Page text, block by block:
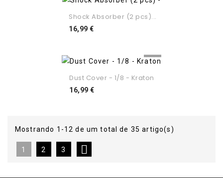
Shock Absorber (2 pcs)...
16,99 €Preço
Dust Cover - 1/8 - Kraton
16,99 €Preço
Mostrando 1-12 de um total de 35 artigo(s)
1 2 3 